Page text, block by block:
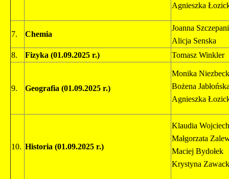
Agnieszka
7. Chemia
Joanna
Alicja Senska
8.
Fizyka (01.09.2025 r.) Tomasz Winkler
9. Geografia (01.09.2025 r.)
Monika
Bożena
Agnieszka
10. Historia (01.09.2025 r.)
Klaudia
Małgorzata
Maciej Bydołek
Krystyna